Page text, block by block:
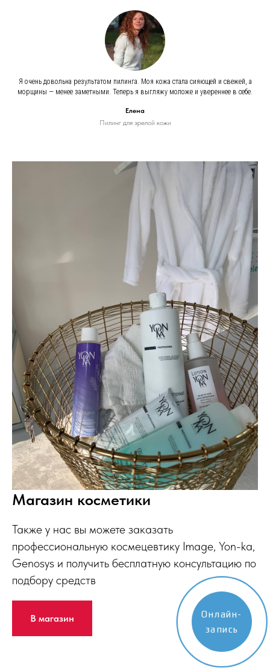
Я очень довольна результатом пилинга. Моя кожа стала сияющей и свежей, а
морщины — менее заметными. Теперь я выгляжу моложе и увереннее в себе.
Елена
Пилинг для зрелой кожи
Магазин косметики
Также у нас вы можете заказать
профессиональную космецевтику Image, Yon-ka,
Genosys и получить бесплатную консультацию по
подбору средств
В магазин
Онлайн-
запись